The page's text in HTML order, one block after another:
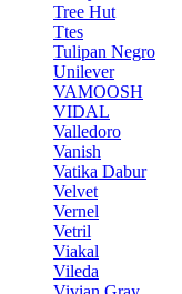
Tree Hut
Ttes
Tulipan Negro
Unilever
VAMOOSH
VIDAL
Valledoro
Vanish
Vatika Dabur
Velvet
Vernel
Vetril
Viakal
Vileda